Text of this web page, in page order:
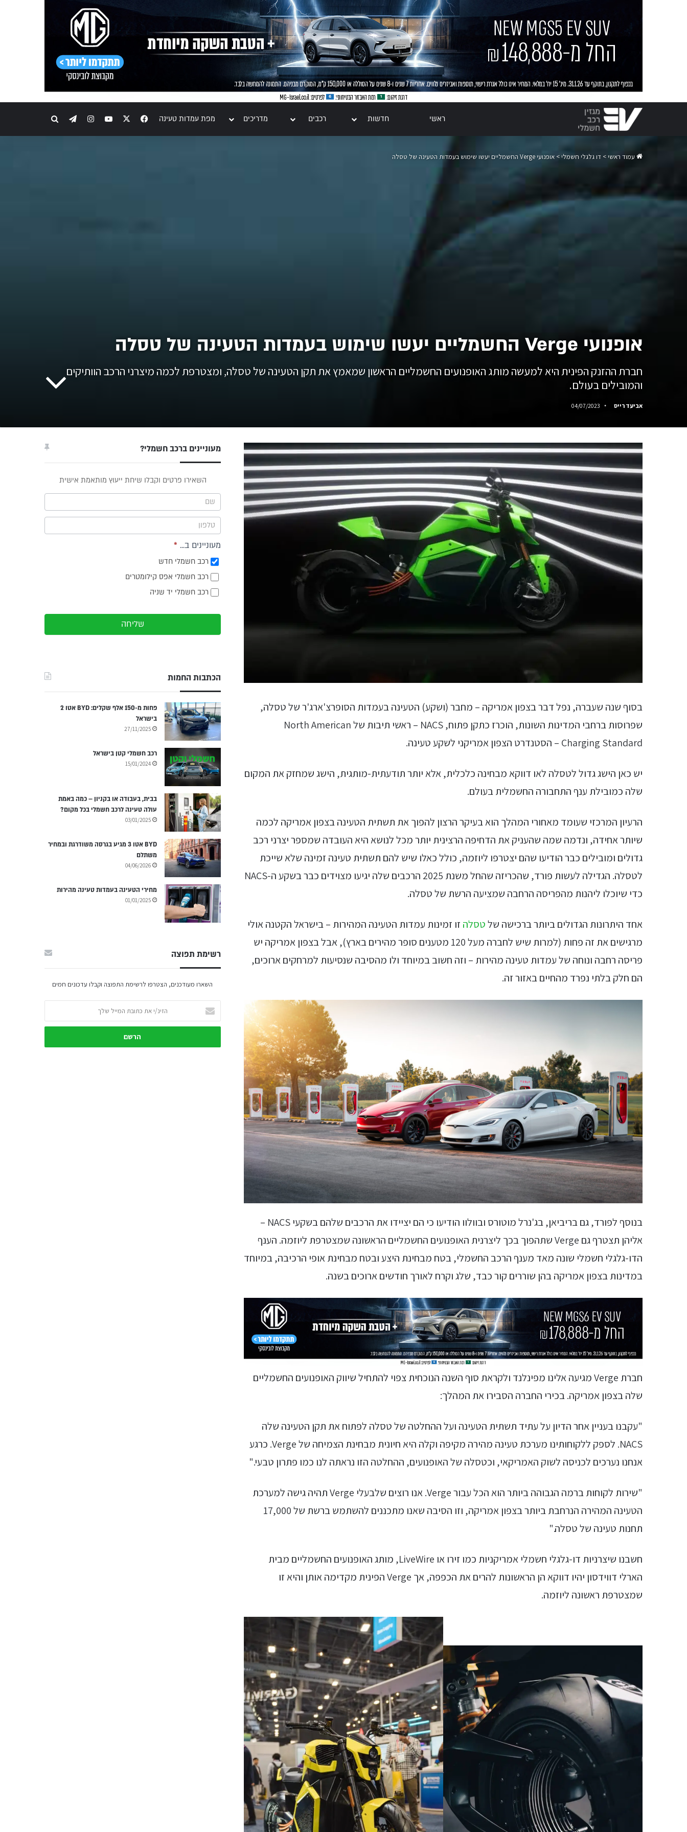
ראשי חדשות רכבים מדריכים מפת עמדות טעינה Facebook
YouTube
Instagram
Telegram
חיפוש
עמוד ראשי> דו גלגלי חשמלי> אופנועי Verge החשמליים יעשו שימוש בעמדות הטעינה של טסלה
אופנועי Verge החשמליים יעשו שימוש בעמדות הטעינה של טסלה
חברת ההזנק הפינית היא למעשה מותג האופנועים החשמליים הראשון שמאמץ את תקן הטעינה של טסלה, ומצטרפת לכמה מיצרני הרכב הוותיקים
והמובילים בעולם.
אביעד רייס 04/07/2023
בסוף שנה שעברה, נפל דבר בצפון אמריקה – מחבר (ושקע) הטעינה בעמדות הסופרצ'ארג'ר של טסלה,
שפרוסות ברחבי המדינות השונות, הוכרז כתקן פתוח, NACS – ראשי תיבות של North American
Charging Standard – הסטנדרט הצפון אמריקני לשקע טעינה.
יש כאן הישג גדול לטסלה לאו דווקא מבחינה כלכלית, אלא יותר תודעתית-מותגית, הישג שמחזק את המקום
שלה כמובילת ענף התחבורה החשמלית בעולם.
הרעיון המרכזי שעומד מאחורי המהלך הוא בעיקר הרצון להפוך את תשתית הטעינה בצפון אמריקה לכמה
שיותר אחידה, ונדמה שמה שהעניק את הדחיפה הרצינית יותר מכל לנושא היא העובדה שמספר יצרני רכב
גדולים ומובילים כבר הודיעו שהם יצטרפו ליוזמה, כולל כאלו שיש להם תשתית טעינה זמינה שלא שייכת
לטסלה. הגדילה לעשות פורד, שהכריזה שהחל משנת 2025 הרכבים שלה יגיעו מצוידים כבר בשקע ה-NACS
כדי שיוכלו ליהנות מהפריסה הרחבה שמציעה הרשת של טסלה.
אחד היתרונות הגדולים ביותר ברכישה שלטסלה זו זמינות עמדות הטעינה המהירות – בישראל הקטנה אולי
מרגישים את זה פחות (למרות שיש לחברה מעל 120 מטענים סופר מהירים בארץ), אבל בצפון אמריקה יש
פריסה רחבה ונוחה של עמדות טעינה מהירות – וזה חשוב במיוחד ולו מהסיבה שנסיעות למרחקים ארוכים,
הם חלק בלתי נפרד מהחיים באזור זה.
בנוסף לפורד, גם בריביאן, בג'נרל מוטורס ובוולוו הודיעו כי הם יציידו את הרכבים שלהם בשקעי NACS –
אליהן תצטרף גם Verge שתהפוך בכך ליצרנית האופנועים החשמליים הראשונה שמצטרפת ליוזמה. הענף
הדו-גלגלי חשמלי שונה מאד מענף הרכב החשמלי, בטח מבחינת היצע ובטח מבחינת אופי הרכיבה, במיוחד
במדינות בצפון אמריקה בהן שוררים קור כבד, שלג וקרח לאורך חודשים ארוכים בשנה.
חברת Verge מגיעה אלינו מפינלנד ולקראת סוף השנה הנוכחית צפוי להתחיל שיווק האופנועים החשמליים
שלה בצפון אמריקה. בכירי החברה הסבירו את המהלך:
"עקבנו בעניין אחר הדיון על עתיד תשתית הטעינה ועל ההחלטה של ​​טסלה לפתוח את תקן הטעינה שלה
NACS. לספק ללקוחותינו מערכת טעינה מהירה מקיפה וקלה היא חיונית מבחינת הצמיחה של Verge. כרגע
אנחנו נערכים לכניסה לשוק האמריקאי, וכטסלה של האופנועים, ההחלטה הזו נראתה לנו כמו פתרון טבעי."
"שירות לקוחות ברמה הגבוהה ביותר הוא הכל עבור Verge. אנו רוצים שלבעלי Verge תהיה גישה למערכת
הטעינה המהירה הנרחבת ביותר בצפון אמריקה, וזו הסיבה שאנו מתכננים להשתמש ברשת של 17,000
תחנות טעינה של טסלה."
חשבנו שיצרניות דו-גלגלי חשמלי אמריקניות כמו זירו או LiveWire, מותג האופנועים החשמליים מבית
הארלי דווידסון יהיו דווקא הן הראשונות להרים את הכפפה, אך Verge הפינית מקדימה אותן והיא זו
שמצטרפת ראשונה ליוזמה.
מעוניינים ברכב חשמלי?
השאירו פרטים וקבלו שיחת ייעוץ מותאמת אישית
מעוניינים ב... *
רכב חשמלי חדש
רכב חשמלי אפס קילומטרים
רכב חשמלי יד שניה
שליחה
הכתבות החמות
פחות מ-150 אלף שקלים: BYD אטו 2
בישראל
27/11/2025
רכב חשמלי קטן בישראל
15/01/2024
בבית, בעבודה או בקניון – כמה באמת
עולה טעינה לרכב חשמלי בכל מקום?
03/01/2025
BYD אטו 3 מגיע בגרסה משודרגת ובמחיר
משתלם
04/06/2026
מחירי הטעינה בעמדות טעינה מהירות
01/01/2025
רשימת תפוצה
השארו מעודכנים, הצטרפו לרשימת התפוצה וקבלו עדכונים חמים
את
כתובת
שלך